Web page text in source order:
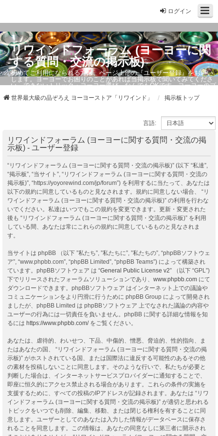
ログイン
リワインドフォーラム (ヨーヨーに関
する質問・交流の掲示板)
初めてご利用になられる方は、ページ上部の『ユーザー登録』をお願い
します。ヨーヨーでお困りのことがあれば当掲示板で聞いてみてくださ
い。できないトリック・ヨーヨー選び、なんでもOKです。ヨーヨーのプ
世界最大級の品ぞろえ ヨーヨーストア「リワインド」 掲示板トップ
言語:
リワインドフォーラム (ヨーヨーに関する質問・交流の掲
示板) - ユーザー登録
“リワインドフォーラム (ヨーヨーに関する質問・交流の掲示板)” (以下 “私達”,
“掲示板”, “当サイト”, “リワインドフォーラム (ヨーヨーに関する質問・交流の
掲示板)”, “https://yoyorewind.com/jp/forum”) を利用するに当たって、あなたは
以下の規約に同意しているものと見なされます。規約に同意しない場合、 “リ
ワインドフォーラム (ヨーヨーに関する質問・交流の掲示板)” の利用を行わな
いでください。私達はいつでもこの規約を変更できます。更新・変更された
後も “リワインドフォーラム (ヨーヨーに関する質問・交流の掲示板)” を利用
している間、あなたは常にこれらの規約に同意しているものと見なされま
す。
当サイトは phpBB （以下 ”私たち”, ”私たちに”, ”私たちの”, “phpBBソフトウェ
ア”, “www.phpbb.com”, “phpBB Limited”, “phpBB Teams”) によって構築され
ています。phpBBソフトウェア は “General Public License v2” （以下 “GPL”)
下でリリースされたフォーラムソリューションであり、 www.phpbb.com にて
ダウンロードできます。phpBBソフトウェア はインターネット上での議論や
コミュニケーションをより円滑に行うために phpBB Group によって開発され
ましたが、phpBB Limited は phpBBソフトウェア 上でなされた議論の内容や
ユーザーの行為には一切責任を負いません。phpBB に関する詳細な情報を知
るには https://www.phpbb.com/をご覧ください。
あなたは、虐待的、わいせつ、下品、中傷的、憎悪、脅迫的、性的指向、ま
たはあなたの国、 “リワインドフォーラム (ヨーヨーに関する質問・交流の掲
示板)” がホストされている国、または国際法に違反する可能性のあるその他
の素材を投稿しないことに同意します。そのような行いで、私たちが必要と
判断した場合は、インターネットサービスプロバイダーに通知することで、
即座に恒久的にアクセス禁止される場合があります。これらの条件の実施を
支援するために、すべての投稿のIPアドレスが記録されます。あなたは “リワ
インドフォーラム (ヨーヨーに関する質問・交流の掲示板)” が適切と思われる
トピックをいつでも削除、編集、移動、または閉じる権利を有することに同
意します。ユーザーとしてのあなたは入力した情報がデータベースに保存さ
れることを同意します。この情報は、あなたの同意なしに第三者に開示され